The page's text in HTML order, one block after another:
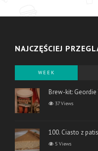
NAJCZĘŚCIEJ
WEEK
Brew-kit:
37 Views
100. Ciasto z
5 Views